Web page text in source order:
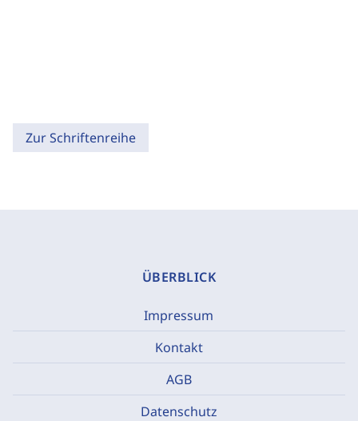
Zur Schriftenreihe
ÜBERBLICK
Impressum
Kontakt
AGB
Datenschutz